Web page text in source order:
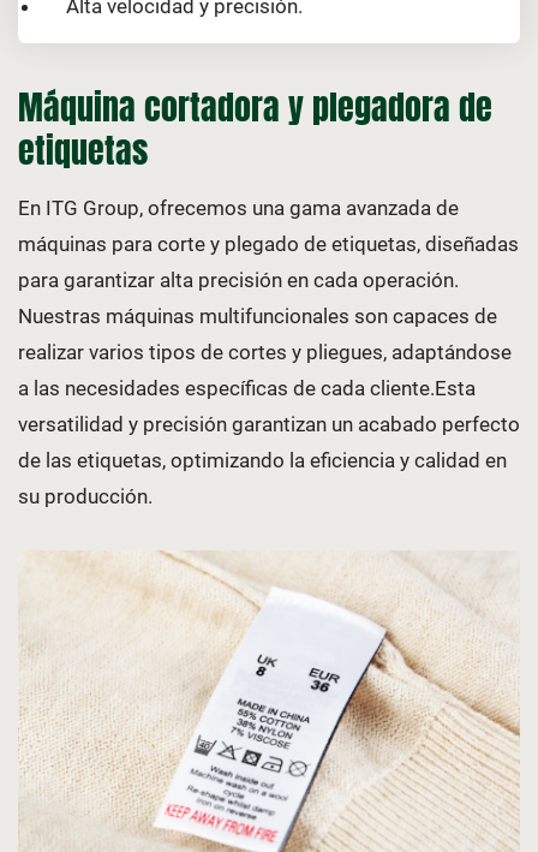
Alta velocidad y precisión.
Máquina cortadora y plegadora de
etiquetas
En ITG Group, ofrecemos una gama avanzada de
máquinas para corte y plegado de etiquetas, diseñadas
para garantizar alta precisión en cada operación.
Nuestras máquinas multifuncionales son capaces de
realizar varios tipos de cortes y pliegues, adaptándose
a las necesidades específicas de cada cliente.Esta
versatilidad y precisión garantizan un acabado perfecto
de las etiquetas, optimizando la eficiencia y calidad en
su producción.